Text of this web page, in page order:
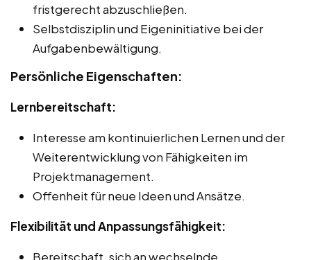
fristgerecht abzuschließen.
Selbstdisziplin und Eigeninitiative bei der
Aufgabenbewältigung.
Persönliche Eigenschaften:
Lernbereitschaft:
Interesse am kontinuierlichen Lernen und der
Weiterentwicklung von Fähigkeiten im
Projektmanagement.
Offenheit für neue Ideen und Ansätze.
Flexibilität und Anpassungsfähigkeit:
Bereitschaft, sich an wechselnde